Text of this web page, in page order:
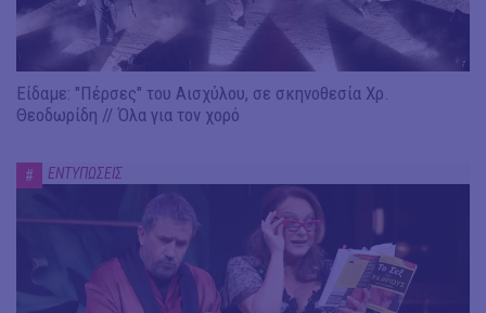
Είδαμε: "Πέρσες" του Αισχύλου, σε σκηνοθεσία Χρ.
Θεοδωρίδη // Όλα για τον χορό
# ΕΝΤΥΠΩΣΕΙΣ